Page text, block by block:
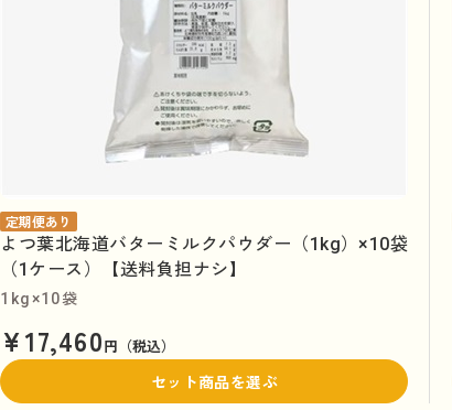
定期便あり
よつ葉北海道バターミルクパウダー（1kg）×10袋
（1ケース）【送料負担ナシ】
1kg×10袋
¥17,460円（税込）
セット商品を選ぶ